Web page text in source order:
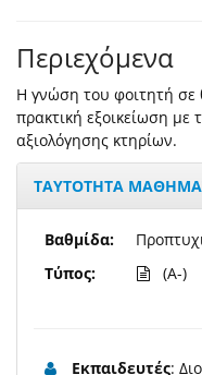
Περιεχόμενα
Η γνώση του φοιτητή σε
πρακτική εξοικείωση με
αξιολόγησης κτηρίων.
ΤΑΥΤΟΤΗΤΑ
Βαθμίδα:
Τύπος:
(A-)
Εκπαιδευτές: